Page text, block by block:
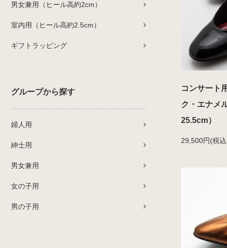
男女兼用（ヒール高約2cm）
室内用（ヒール高約2.5cm）
ギフトラッピング
グループから探す
婦人用
紳士用
男女兼用
女の子用
男の子用
コンサート
ク・エナメ
25.5cm）
29,500円(税